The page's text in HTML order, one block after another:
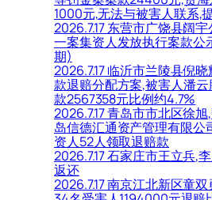
1000元,无法与被害人联系,
2026.7.17 东营市广饶县阔
一案集资人发放执行案款
期)
2026.7.17 临沂市兰陵县倪
款退赔分配方案,被害人潘云
款2567358元比例约4.7%
2026.7.17 青岛市市北区徐
岛信德汇通资产管理有限公
资人52人领取退赔款
2026.7.17 石家庄市王立兵,
返还
2026.7.17 南京江北新区童